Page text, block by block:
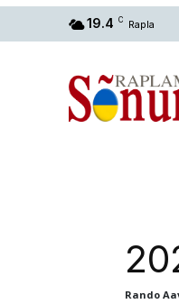
19.4 C Rapla
Rando